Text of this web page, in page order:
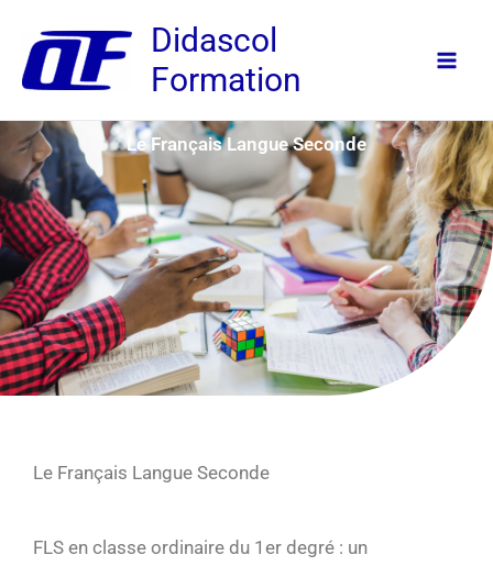
contenu
Didascol
Formation
Le Français Langue Seconde
Le Français Langue Seconde
FLS en classe ordinaire du 1er degré : un